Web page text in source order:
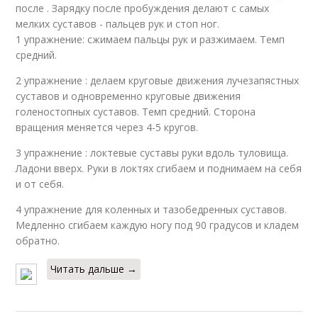
после . Зарядку после пробуждения делают с самых
мелких суставов - пальцев рук и стоп ног.
1 упражнение: сжимаем пальцы рук и разжимаем. Темп
средний.
2 упражнение : делаем круговые движения лучезапястных
суставов и одновременно круговые движения
голеностопных суставов. Темп средний. Сторона
вращения меняется через 4-5 кругов.
3 упражнение : локтевые суставы руки вдоль туловища.
Ладони вверх. Руки в локтях сгибаем и поднимаем на себя
и от себя.
4 упражнение для коленных и тазобедренных суставов.
Медленно сгибаем каждую ногу под 90 градусов и кладем
обратно.
Читать дальше →